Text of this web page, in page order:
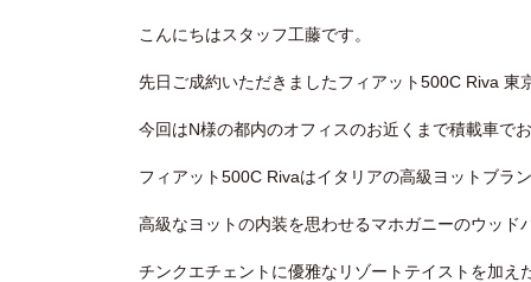
こんにちはスタッフ工藤です。
先日ご成約いただきましたフィアット500C Riva 東
今回はN様の都内のオフィスのお近くまで積載車で
フィアット500C Rivaはイタリアの高級ヨットブラ
高級なヨットの内装を思わせるマホガニーのウッド
チンクエチェントに優雅なリゾートテイストを加え